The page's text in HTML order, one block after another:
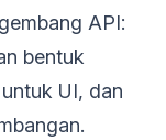
API:
bentuk
UI, dan